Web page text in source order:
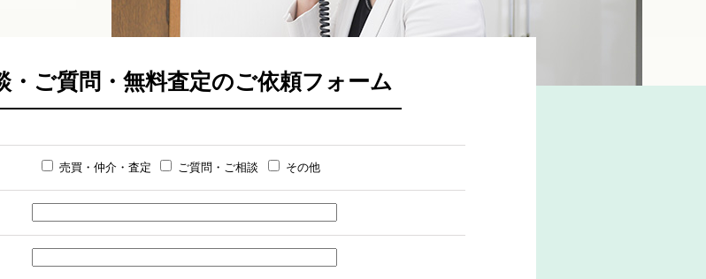
・ご質問・無料査定のご依頼フォーム
売買・仲介・査定 ご質問・ご相談 その他